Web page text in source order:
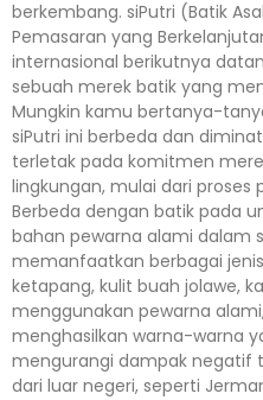
berkembang. siPutri (Batik
Pemasaran yang
internasional berikutnya
sebuah merek batik yang
Mungkin kamu bertanya-
siPutri ini berbeda dan
terletak pada komitmen
lingkungan, mulai dari proses
Berbeda dengan batik pada
bahan pewarna alami dalam
memanfaatkan berbagai
ketapang, kulit buah jolawe,
menggunakan pewarna
menghasilkan warna-warna
mengurangi dampak negatif
dari luar negeri, seperti